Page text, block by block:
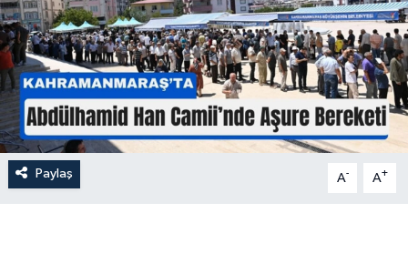
Paylaş A- A+
İLÇE HABERLERİ
KÜLTÜR-SANAT
KSÜ
DÜNYA